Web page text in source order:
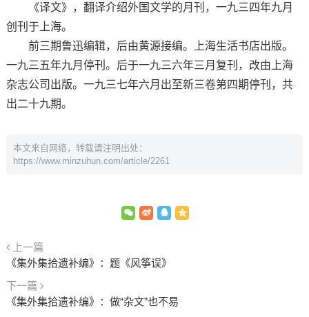
《译文》，翻译介绍外国文学的月刊，一九三四年九月
创刊于上海。
前三期鲁迅编辑，后由黄源接编。上海生活书店出版。
一九三五年九月停刊。后于一九三六年三月复刊，改由上海
杂志公司出版。一九三七年六月出至新三卷第四期停刊，共
出二十九期。
本文来自网络，转载请注明出处：
https://www.minzuhun.com/article/2261
上一篇
《集外集拾遗补编》：题《风筝误》
下一篇
《集外集拾遗补编》：做“杂文”也不易